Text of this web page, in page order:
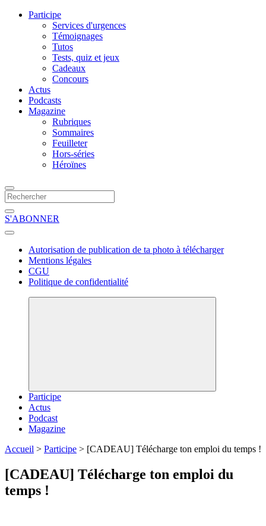
Participe
Services d'urgences
Témoignages
Tutos
Tests, quiz et jeux
Cadeaux
Concours
Actus
Podcasts
Magazine
Rubriques
Sommaires
Feuilleter
Hors-séries
Héroïnes
S'ABONNER
Autorisation de publication de ta photo à télécharger
Mentions légales
CGU
Politique de confidentialité
Participe
Actus
Podcast
Magazine
Accueil > Participe > [CADEAU] Télécharge ton emploi du temps !
[CADEAU] Télécharge ton emploi du
temps !